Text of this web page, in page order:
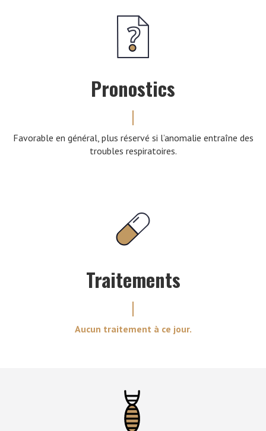
Pronostics
Favorable en général, plus réservé si l’anomalie entraîne des
troubles respiratoires.
Traitements
Aucun traitement à ce jour.